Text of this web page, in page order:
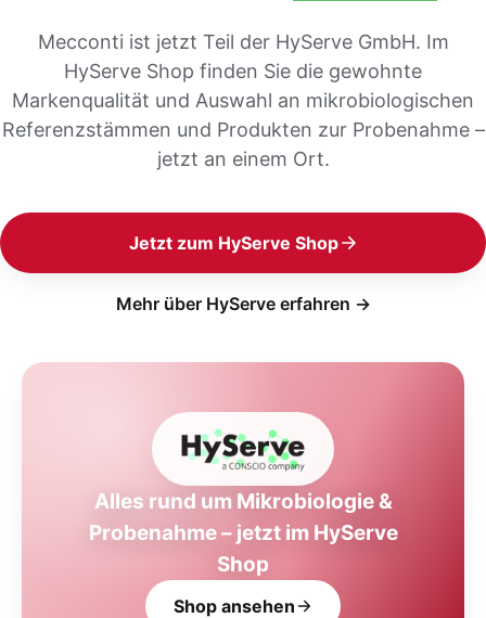
Mecconti ist jetzt Teil der HyServe GmbH. Im
HyServe Shop finden Sie die gewohnte
Markenqualität und Auswahl an mikrobiologischen
Referenzstämmen und Produkten zur Probenahme –
jetzt an einem Ort.
Jetzt zum HyServe Shop
Mehr über HyServe erfahren →
Alles rund um Mikrobiologie &
Probenahme – jetzt im HyServe
Shop
Shop ansehen